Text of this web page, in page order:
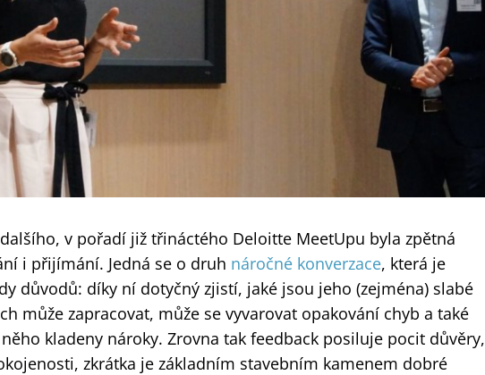
v pořadí již třináctého Deloitte MeetUpu byla zpětná
i přijímání. Jedná se o druh náročné konverzace, která je
důvodů: díky ní dotyčný zjistí, jaké jsou jeho (zejména) slabé
může zapracovat, může se vyvarovat opakování chyb a také
kladeny nároky. Zrovna tak feedback posiluje pocit důvěry,
zkrátka je základním stavebním kamenem dobré